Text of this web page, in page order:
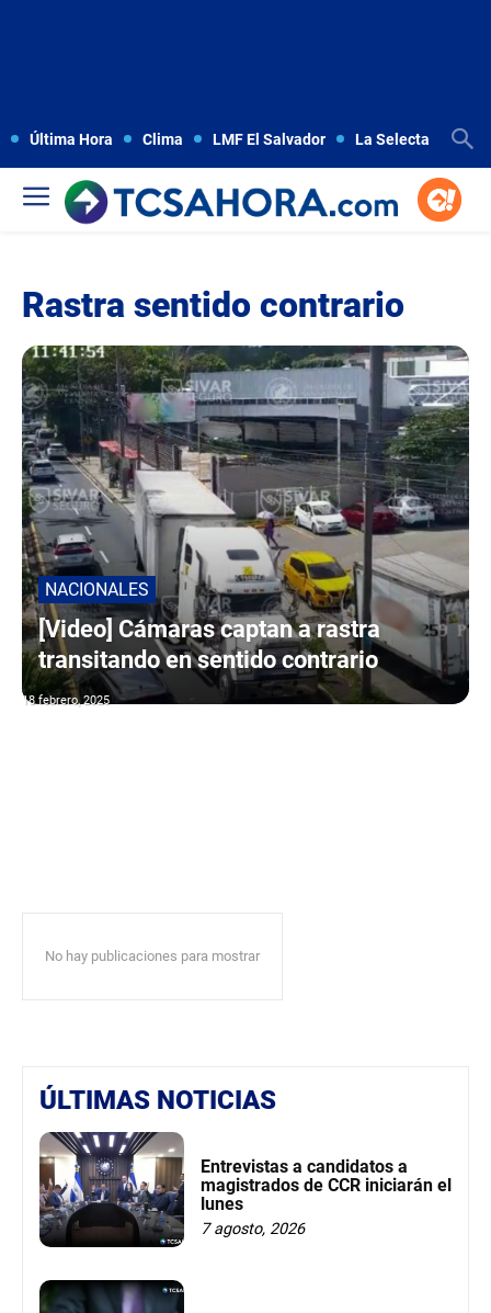
Última Hora Clima LMF El Salvador La Selecta
Rastra sentido contrario
NACIONALES
[Video] Cámaras captan a rastra
transitando en sentido contrario
18 febrero, 2025
No hay publicaciones para mostrar
ÚLTIMAS NOTICIAS
Entrevistas a candidatos a
magistrados de CCR iniciarán el
lunes
7 agosto, 2026